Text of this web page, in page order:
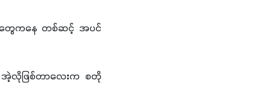
တွေကနေ တစ်ဆင့် အပင်
အဲ့လိုဖြစ်တာလေးက စတို